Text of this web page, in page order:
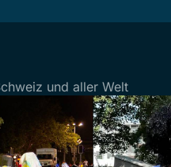
und aller Welt